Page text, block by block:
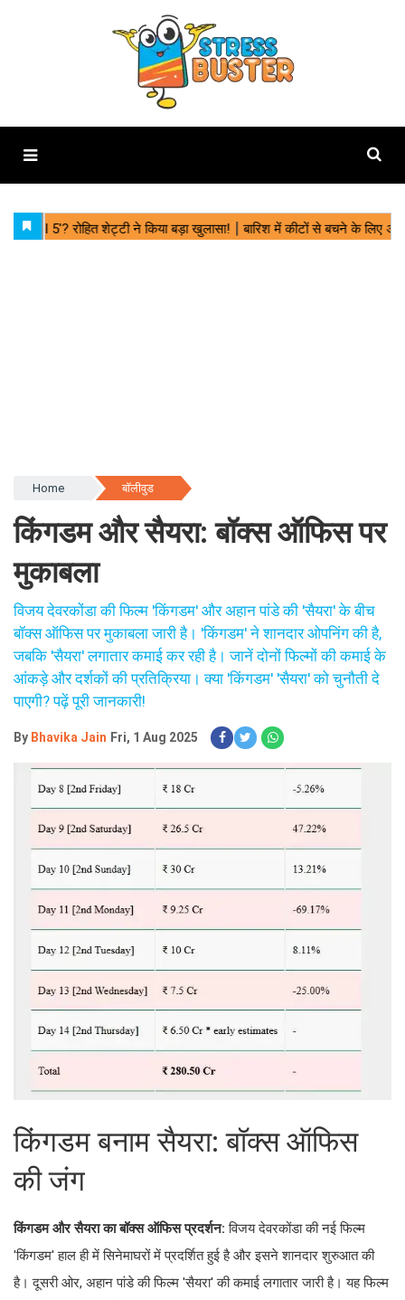
Home बॉलीवुड
किंगडम और सैयरा: बॉक्स ऑफिस पर
मुकाबला
विजय देवरकोंडा की फिल्म 'किंगडम' और अहान पांडे की 'सैयरा' के बीच
बॉक्स ऑफिस पर मुकाबला जारी है। 'किंगडम' ने शानदार ओपनिंग की है,
जबकि 'सैयरा' लगातार कमाई कर रही है। जानें दोनों फिल्मों की कमाई के
आंकड़े और दर्शकों की प्रतिक्रिया। क्या 'किंगडम' 'सैयरा' को चुनौती दे
पाएगी? पढ़ें पूरी जानकारी!
By Bhavika Jain Fri, 1 Aug 2025
किंगडम बनाम सैयरा: बॉक्स ऑफिस
की जंग
किंगडम और सैयरा का बॉक्स ऑफिस प्रदर्शन: विजय देवरकोंडा की नई फिल्म
'किंगडम' हाल ही में सिनेमाघरों में प्रदर्शित हुई है और इसने शानदार शुरुआत की
है। दूसरी ओर, अहान पांडे की फिल्म 'सैयरा' की कमाई लगातार जारी है। यह फिल्म